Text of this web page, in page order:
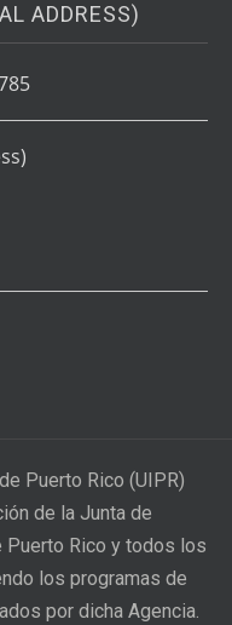
ADDRESS)
Puerto Rico (UIPR)
de la Junta de
Rico y todos los
los programas de
por dicha Agencia.